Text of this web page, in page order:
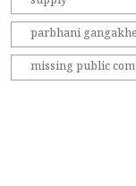
parbhani
missing public